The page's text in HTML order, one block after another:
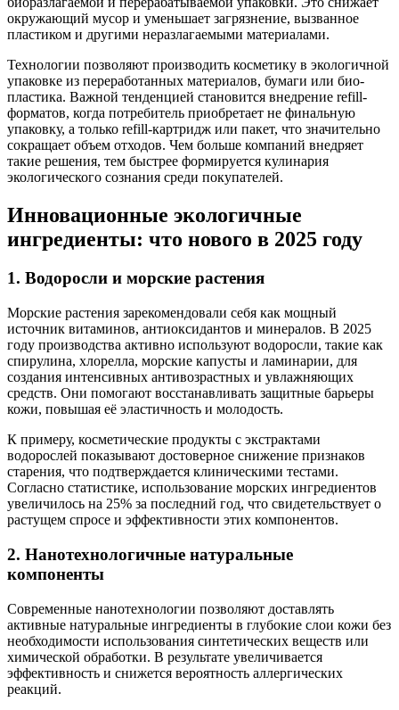
окружающий мусор и уменьшает загрязнение, вызванное
пластиком и другими неразлагаемыми материалами.
Технологии позволяют производить косметику в экологичной
упаковке из переработанных материалов, бумаги или био-
пластика. Важной тенденцией становится внедрение refill-
форматов, когда потребитель приобретает не финальную
упаковку, а только refill-картридж или пакет, что значительно
сокращает объем отходов. Чем больше компаний внедряет
такие решения, тем быстрее формируется кулинария
экологического сознания среди покупателей.
Инновационные экологичные
ингредиенты: что нового в 2025 году
1. Водоросли и морские растения
Морские растения зарекомендовали себя как мощный
источник витаминов, антиоксидантов и минералов. В 2025
году производства активно используют водоросли, такие как
спирулина, хлорелла, морские капусты и ламинарии, для
создания интенсивных антивозрастных и увлажняющих
средств. Они помогают восстанавливать защитные барьеры
кожи, повышая её эластичность и молодость.
К примеру, косметические продукты с экстрактами
водорослей показывают достоверное снижение признаков
старения, что подтверждается клиническими тестами.
Согласно статистике, использование морских ингредиентов
увеличилось на 25% за последний год, что свидетельствует о
растущем спросе и эффективности этих компонентов.
2. Нанотехнологичные натуральные
компоненты
Современные нанотехнологии позволяют доставлять
активные натуральные ингредиенты в глубокие слои кожи без
необходимости использования синтетических веществ или
химической обработки. В результате увеличивается
эффективность и снижется вероятность аллергических
реакций.